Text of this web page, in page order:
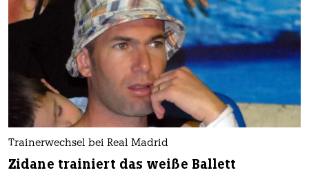
Trainerwechsel bei Real Madrid
Zidane trainiert das weiße Ballett